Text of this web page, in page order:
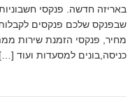
באריזה חדשה. פנקסי
שבפנקס שלכם פנקסים
מחיר, פנקסי הזמנת שירות
כניסה,בונים למסעדות ועוד […]